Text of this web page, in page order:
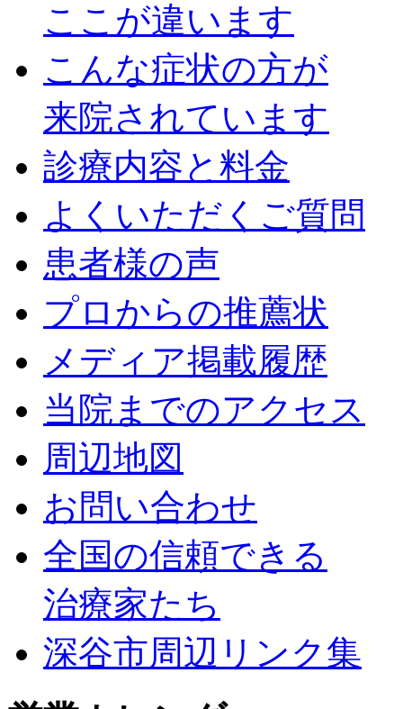
ここが違います
こんな症状の方が
来院されています
診療内容と料金
よくいただくご質問
患者様の声
プロからの推薦状
メディア掲載履歴
当院までのアクセス
周辺地図
お問い合わせ
全国の信頼できる
治療家たち
深谷市周辺リンク集